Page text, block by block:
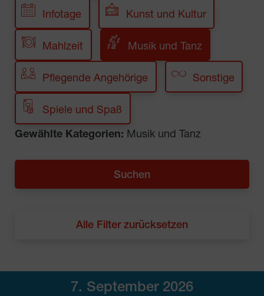
Infotage Kunst und Kultur
Mahlzeit Musik und Tanz
Pflegende Angehörige Sonstige
Spiele und Spaß
Gewählte Kategorien: Musik und Tanz
Alle Filter zurücksetzen
7. September 2026